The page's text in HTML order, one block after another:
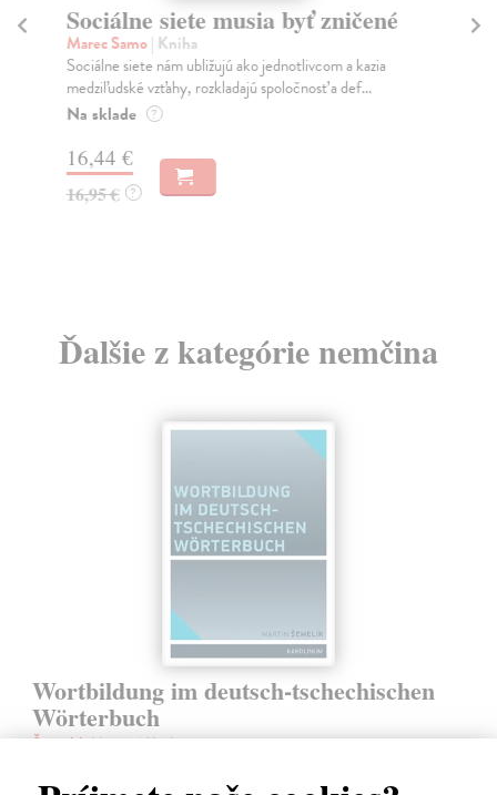
Sociálne siete musia byť zničené
Marec Samo| Kniha
Sociálne siete nám ubližujú ako jednotlivcom a kazia
medziľudské vzťahy, rozkladajú spoločnosť a def...
Na sklade ?
16,44 €
16,95 € ?
Ďalšie z kategórie nemčina
Wortbildung im deutsch-tschechischen
Wörterbuch
Šemelík Martin| Kniha
českém akademickém slovníku, jenž vzniká v Ústavu germánských